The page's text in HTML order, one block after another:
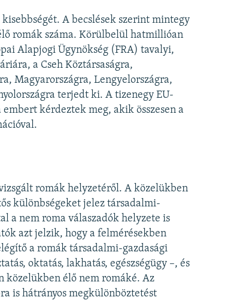
A becslések szerint mintegy
romák száma. Körülbelül hatmillióan
Alapjogi Ügynökség (FRA) tavalyi,
a Cseh Köztársaságra,
Magyarországra, Lengyelországra,
terjedt ki. A tizenegy EU-
kérdeztek meg, akik összesen a
romák helyzetéről. A közelükben
különbségeket jelez társadalmi-
a nem roma válaszadók helyzete is
azt jelzik, hogy a felmérésekben
a romák társadalmi-gazdasági
oktatás, lakhatás, egészségügy –, és
közelükben élő nem romáké. Az
is hátrányos megkülönböztetést